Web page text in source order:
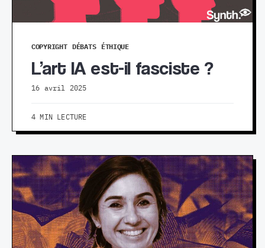
COPYRIGHT DÉBATS ÉTHIQUE
L’art IA est-il fasciste ?
16 avril 2025
4 MIN LECTURE